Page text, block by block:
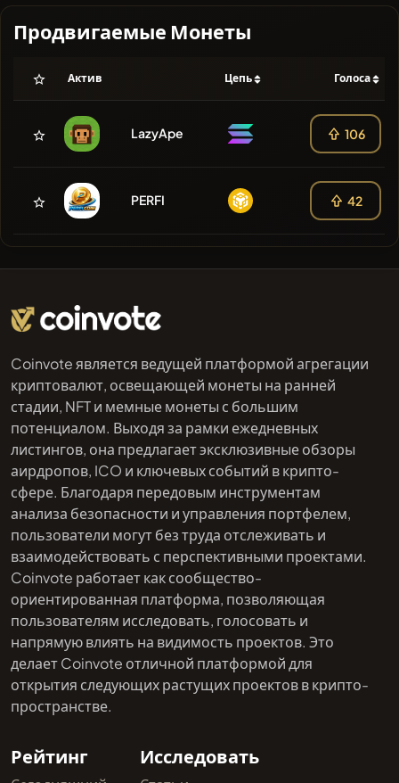
Продвигаемые Монеты
Актив Цепь Голоса
LazyApe 106
PERFI 42
Coinvote является ведущей платформой агрегации
криптовалют, освещающей монеты на ранней
стадии, NFT и мемные монеты с большим
потенциалом. Выходя за рамки ежедневных
листингов, она предлагает эксклюзивные обзоры
аирдропов, ICO и ключевых событий в крипто-
сфере. Благодаря передовым инструментам
анализа безопасности и управления портфелем,
пользователи могут без труда отслеживать и
взаимодействовать с перспективными проектами.
Coinvote работает как сообщество-
ориентированная платформа, позволяющая
пользователям исследовать, голосовать и
напрямую влиять на видимость проектов. Это
делает Coinvote отличной платформой для
открытия следующих растущих проектов в крипто-
пространстве.
Рейтинг Исследовать